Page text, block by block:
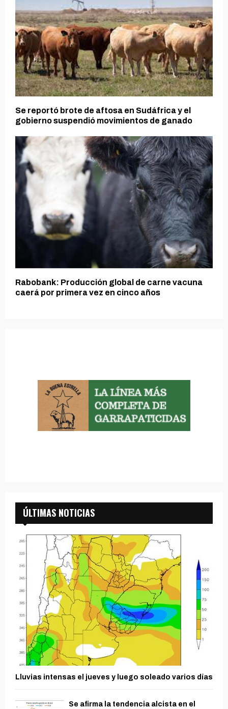
Se reportó brote de aftosa en Sudáfrica y el
gobierno suspendió movimientos de ganado
Rabobank: Producción global de carne vacuna
caerá por primera vez en cinco años
ÚLTIMAS NOTICIAS
Lluvias intensas el jueves y luego soleado varios días
Se afirma la tendencia alcista en el